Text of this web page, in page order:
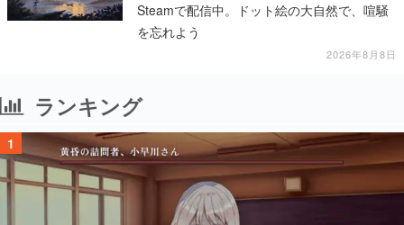
Steamで配信中。ドット絵の大自然で、喧騒
を忘れよう
2026年8月8日
ランキング
1